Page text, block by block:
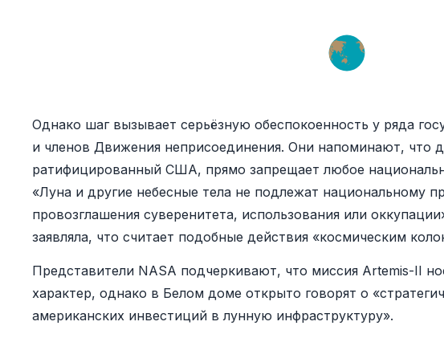
Однако шаг вызывает серьёзную обеспокоенность у ряда
и членов Движения неприсоединения. Они напоминают, что
ратифицированный США, прямо запрещает любое
«Луна и другие небесные тела не подлежат национальному
провозглашения суверенитета, использования или
заявляла, что считает подобные действия «космическим
Представители NASA подчеркивают, что миссия Artemis-II
характер, однако в Белом доме открыто говорят о
американских инвестиций в лунную инфраструктуру».